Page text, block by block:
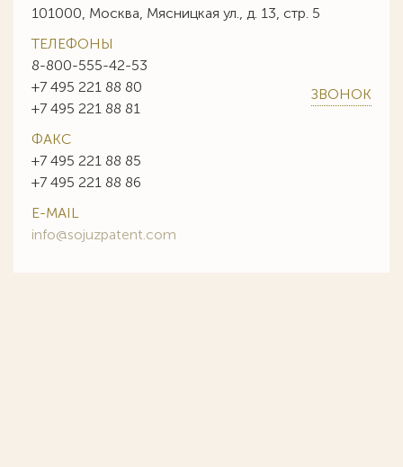
101000, Москва, Мясницкая ул., д. 13, стр. 5
ТЕЛЕФОНЫ
8-800-555-42-53
+7 495 221 88 80
+7 495 221 88 81
ЗВОНОК
ФАКС
+7 495 221 88 85
+7 495 221 88 86
E-MAIL
info@sojuzpatent.com